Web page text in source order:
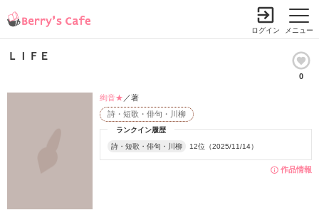
メニュー
ログイン
ＬＩＦＥ
0
作品情報
ランクイン履歴
詩・短歌・俳句・川柳 12位（2025/11/14）
詩・短歌・俳句・川柳
絢音★ ／著